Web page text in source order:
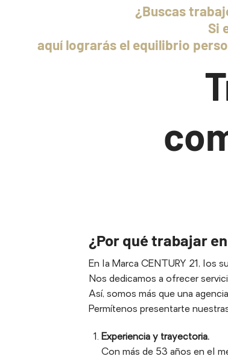
¿Buscas
Si
aquí lograrás el equilibrio
¿Por qué trabajar
En la Marca CENTURY 21, los
Nos dedicamos a ofrecer
Así, somos más que una
Permítenos presentarte
Experiencia y trayectoria.
Con más de 53 años en el